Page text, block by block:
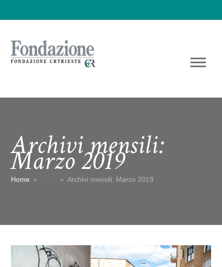
Archivi mensili:
Marzo 2019
Home » » Archivi mensili: Marzo 2019